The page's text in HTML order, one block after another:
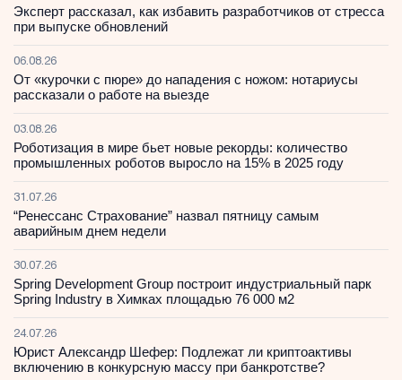
Эксперт рассказал, как избавить разработчиков от стресса
при выпуске обновлений
06.08.26
От «курочки с пюре» до нападения с ножом: нотариусы
рассказали о работе на выезде
03.08.26
Роботизация в мире бьет новые рекорды: количество
промышленных роботов выросло на 15% в 2025 году
31.07.26
“Ренессанс Страхование” назвал пятницу самым
аварийным днем недели
30.07.26
Spring Development Group построит индустриальный парк
Spring Industry в Химках площадью 76 000 м2
24.07.26
Юрист Александр Шефер: Подлежат ли криптоактивы
включению в конкурсную массу при банкротстве?